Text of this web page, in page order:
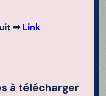
➡Link
à télécharger